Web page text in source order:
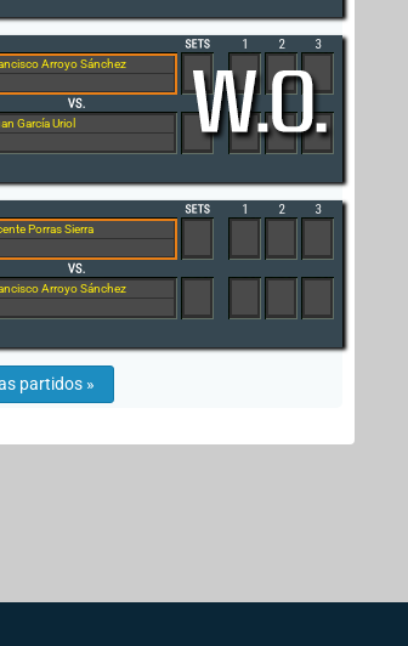
Arroyo Sánchez
García Uriol
Porras Sierra
Arroyo Sánchez
partidos »